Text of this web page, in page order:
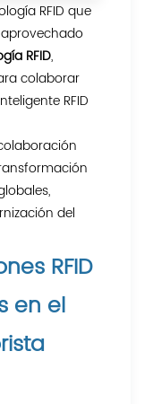
RFID que
aprovechado
RFID,
colaborar
RFID
del
RFID
en el